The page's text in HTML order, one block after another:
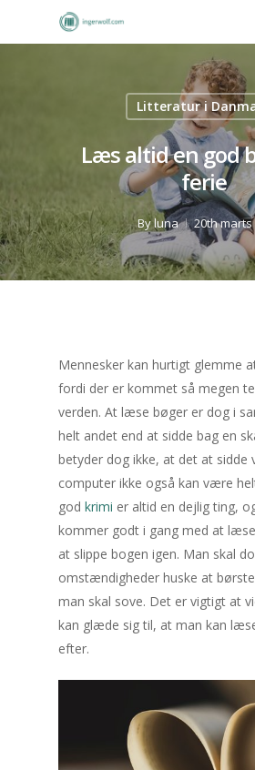
Hit enter to search or ESC to close
Litteratur i
Læs altid en god
ferie
Byluna 20th marts
Mennesker kan hurtigt glemme
fordi der er kommet så megen
verden. At læse bøger er dog i
helt andet end at sidde bag en
betyder dog ikke, at det at sidde
computer ikke også kan være
god krimi er altid en dejlig ting,
kommer godt i gang med at
at slippe bogen igen. Man skal
omstændigheder huske at
man skal sove. Det er vigtigt at
kan glæde sig til, at man kan
efter.